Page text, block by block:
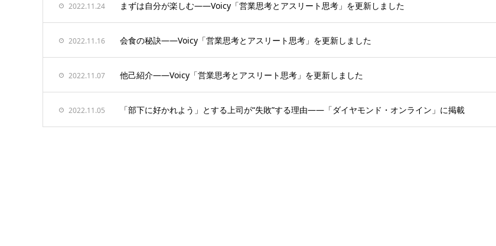
2022.11.24 まずは自分が楽しむ——Voicy「営業思考とアスリート思考」を更新しました
2022.11.16 会食の秘訣——Voicy「営業思考とアスリート思考」を更新しました
2022.11.07 他己紹介——Voicy「営業思考とアスリート思考」を更新しました
2022.11.05 「部下に好かれよう」とする上司が“失敗”する理由——「ダイヤモンド・オンライン」に掲載